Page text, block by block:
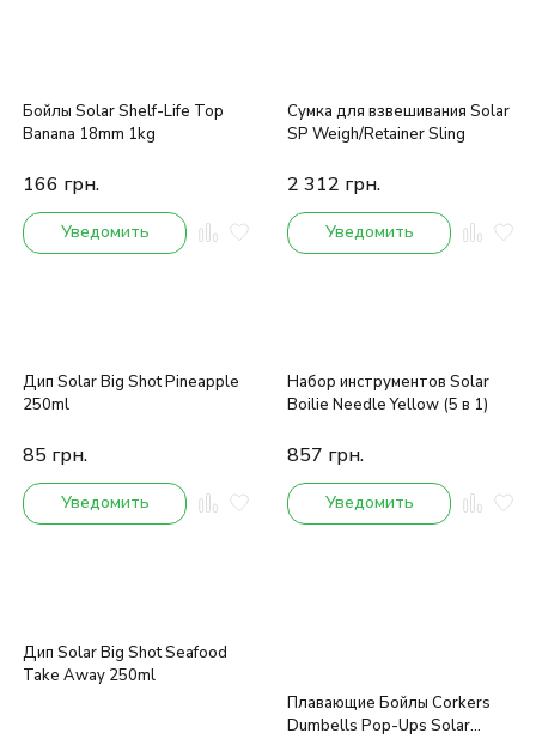
Бойлы Solar Shelf-Life Top
Banana 18mm 1kg
166 грн.
Уведомить
Сумка для взвешивания Solar
SP Weigh/Retainer Sling
2 312 грн.
Уведомить
Дип Solar Big Shot Pineapple
250ml
85 грн.
Уведомить
Набор инструментов Solar
Boilie Needle Yellow (5 в 1)
857 грн.
Уведомить
Дип Solar Big Shot Seafood
Take Away 250ml
Плавающие Бойлы Corkers
Dumbells Pop-Ups Solar